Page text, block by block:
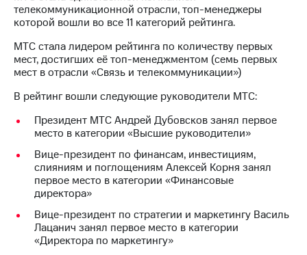
телекоммуникационной отрасли, топ-менеджеры
которой вошли во все 11 категорий рейтинга.
МТС стала лидером рейтинга по количеству первых
мест, достигших её топ-менеджментом (семь первых
мест в отрасли «Связь и телекоммуникации»)
В рейтинг вошли следующие руководители МТС:
Президент МТС Андрей Дубовсков занял первое
место в категории «Высшие руководители»
Вице-президент по финансам, инвестициям,
слияниям и поглощениям Алексей Корня занял
первое место в категории «Финансовые
директора»
Вице-президент по стратегии и маркетингу Василь
Лацанич занял первое место в категории
«Директора по маркетингу»